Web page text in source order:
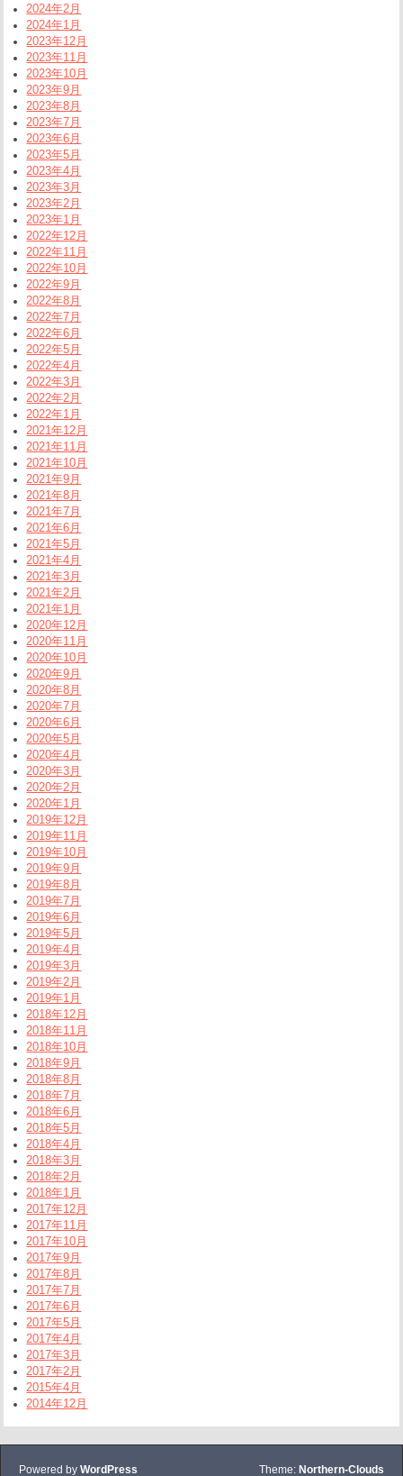
2024年2月
2024年1月
2023年12月
2023年11月
2023年10月
2023年9月
2023年8月
2023年7月
2023年6月
2023年5月
2023年4月
2023年3月
2023年2月
2023年1月
2022年12月
2022年11月
2022年10月
2022年9月
2022年8月
2022年7月
2022年6月
2022年5月
2022年4月
2022年3月
2022年2月
2022年1月
2021年12月
2021年11月
2021年10月
2021年9月
2021年8月
2021年7月
2021年6月
2021年5月
2021年4月
2021年3月
2021年2月
2021年1月
2020年12月
2020年11月
2020年10月
2020年9月
2020年8月
2020年7月
2020年6月
2020年5月
2020年4月
2020年3月
2020年2月
2020年1月
2019年12月
2019年11月
2019年10月
2019年9月
2019年8月
2019年7月
2019年6月
2019年5月
2019年4月
2019年3月
2019年2月
2019年1月
2018年12月
2018年11月
2018年10月
2018年9月
2018年8月
2018年7月
2018年6月
2018年5月
2018年4月
2018年3月
2018年2月
2018年1月
2017年12月
2017年11月
2017年10月
2017年9月
2017年8月
2017年7月
2017年6月
2017年5月
2017年4月
2017年3月
2017年2月
2015年4月
2014年12月
Theme: Northern-Clouds
Powered by WordPress